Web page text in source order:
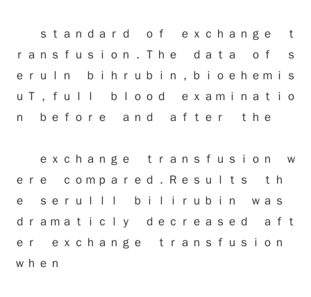
ｓｔａｎｄａｒｄ ｏｆ ｅｘｃｈａｎｇｅ ｔ
ｒａｎｓｆｕｓｉｏｎ．Ｔｈｅ ｄａｔａ ｏｆ ｓ
ｅｒｕｌｎ ｂｉｈｒｕｂｉｎ，ｂｉｏｅｈｅｍｉｓ
ｕＴ，ｆｕｌｌ ｂｌｏｏｄ ｅｘａｍｉｎａｔｉｏ
ｎ ｂｅｆｏｒｅ ａｎｄ ａｆｔｅｒ ｔｈｅ
ｅｘｃｈａｎｇｅ ｔｒａｎｓｆｕｓｉｏｎ ｗ
ｅｒｅ ｃｏｍｐａｒｅｄ．Ｒｅｓｕｌｔｓ ｔｈ
ｅ ｓｅｒｕｌｌｌ ｂｉｌｉｒｕｂｉｎ ｗａｓ
ｄｒａｍａｔｉｃｌｙ ｄｅｃｒｅａｓｅｄ ａｆｔ
ｅｒ ｅｘｃｈａｎｇｅ ｔｒａｎｓｆｕｓｉｏｎ
ｗｈｅｎ